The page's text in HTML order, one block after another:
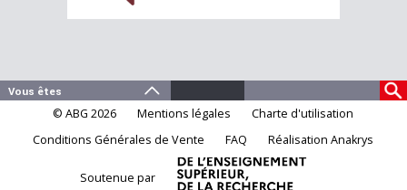
© ABG 2026 Mentions légales
Charte d'utilisation
Conditions Générales de Vente
FAQ Réalisation Anakrys
Soutenue par